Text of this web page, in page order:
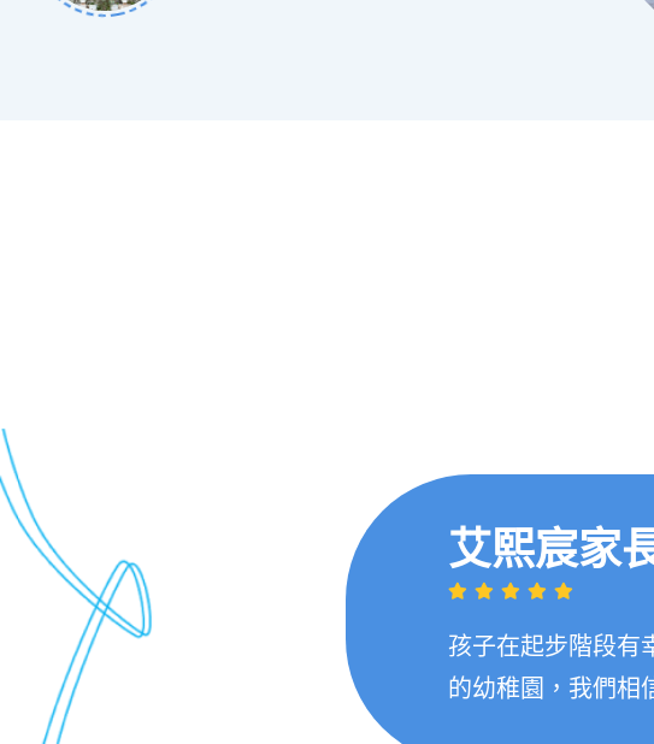
艾熙宸家
孩子在起步階段有
的幼稚園，我們相